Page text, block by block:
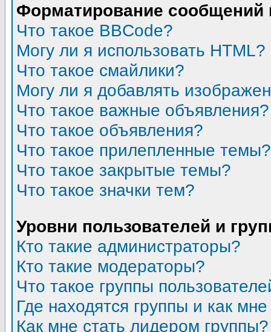
Форматирование
Что такое BBCode?
Могу ли я использовать HTML?
Что такое смайлики?
Могу ли я добавлять
Что такое важные объявления?
Что такое объявления?
Что такое прилепленные темы?
Что такое закрытые темы?
Что такое значки тем?
Уровни пользователей и
Кто такие администраторы?
Кто такие модераторы?
Что такое группы
Где находятся группы и как
Как мне стать лидером группы?